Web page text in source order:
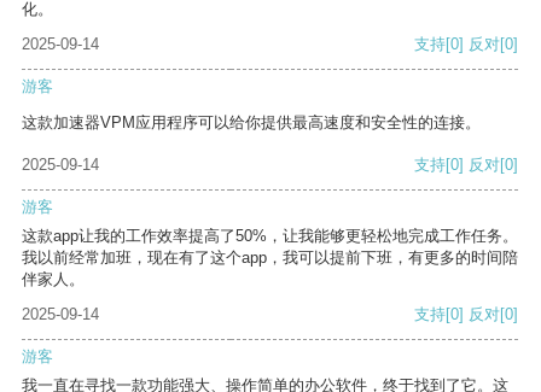
化。
2025-09-14
支持[0] 反对[0]
游客
这款加速器VPM应用程序可以给你提供最高速度和安全性的连接。
2025-09-14 支持[0] 反对[0]
游客
这款app让我的工作效率提高了50%，让我能够更轻松地完成工作任务。
我以前经常加班，现在有了这个app，我可以提前下班，有更多的时间陪
伴家人。
2025-09-14
支持[0] 反对[0]
游客
我一直在寻找一款功能强大、操作简单的办公软件，终于找到了它。这